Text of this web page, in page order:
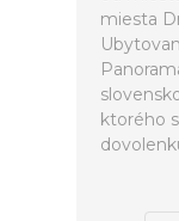
miesta
ktorého